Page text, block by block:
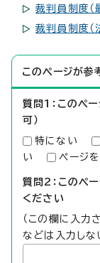
裁判員制度（
裁判員制度（
このページが参
質問1：このペ
可）
特にない
い
ページ
質問2：このペ
ください
（この欄に入力
などは入力しな